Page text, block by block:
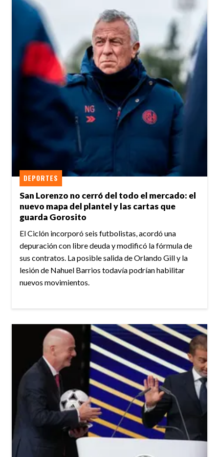
San Lorenzo no cerró del todo el mercado: el
nuevo mapa del plantel y las cartas que
guarda Gorosito
DEPORTES
El Ciclón incorporó seis futbolistas, acordó una
depuración con libre deuda y modificó la fórmula de
sus contratos. La posible salida de Orlando Gill y la
lesión de Nahuel Barrios todavía podrían habilitar
nuevos movimientos.